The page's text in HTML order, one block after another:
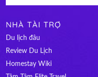
NHÀ TÀI TRỢ
Du lịch đâu
Review Du Lịch
Homestay Wiki